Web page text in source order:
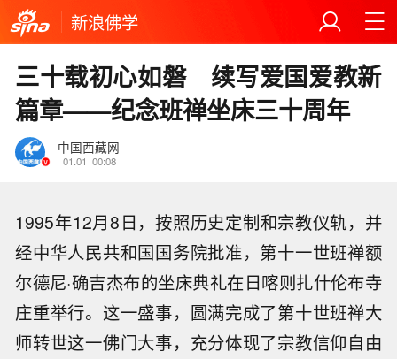
新浪佛学
三十载初心如磐 续写爱国爱教新
篇章——纪念班禅坐床三十周年
中国西藏网
01.01 00:08
1995年12月8日，按照历史定制和宗教仪轨，并
经中华人民共和国国务院批准，第十一世班禅额
尔德尼·确吉杰布的坐床典礼在日喀则扎什伦布寺
庄重举行。这一盛事，圆满完成了第十世班禅大
师转世这一佛门大事，充分体现了宗教信仰自由